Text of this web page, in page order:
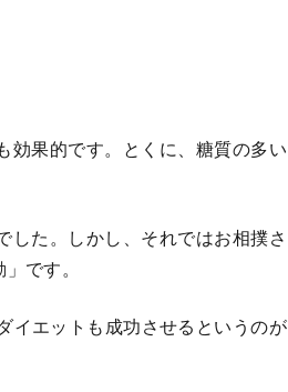
果的です。とくに、糖質の多い
た。しかし、それではお相撲さ
です。
イエットも成功させるというのが